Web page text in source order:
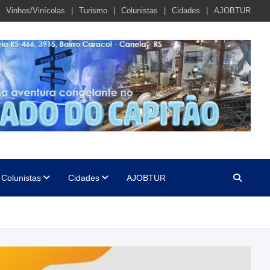
Vinhos/Vinícolas Turismo Colunistas Cidades AJOBTUR
Colunistas Cidades AJOBTUR